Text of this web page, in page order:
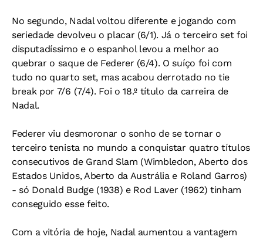
No segundo, Nadal voltou diferente e jogando com
seriedade devolveu o placar (6/1). Já o terceiro set foi
disputadíssimo e o espanhol levou a melhor ao
quebrar o saque de Federer (6/4). O suíço foi com
tudo no quarto set, mas acabou derrotado no tie
break por 7/6 (7/4). Foi o 18.º título da carreira de
Nadal.
Federer viu desmoronar o sonho de se tornar o
terceiro tenista no mundo a conquistar quatro títulos
consecutivos de Grand Slam (Wimbledon, Aberto dos
Estados Unidos, Aberto da Austrália e Roland Garros)
- só Donald Budge (1938) e Rod Laver (1962) tinham
conseguido esse feito.
Com a vitória de hoje, Nadal aumentou a vantagem